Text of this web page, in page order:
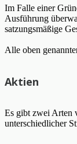
Im Falle einer
Ausführung
satzungsmäßige
Alle oben
Aktien
Es gibt zwei Arten
unterschiedlicher